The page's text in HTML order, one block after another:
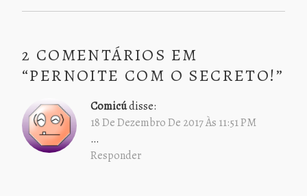
2 COMENTÁRIOS EM
“PERNOITE COM O SECRETO!”
Comicúdisse:
18 De Dezembro De 2017 Às 11:51 PM
…
Responder